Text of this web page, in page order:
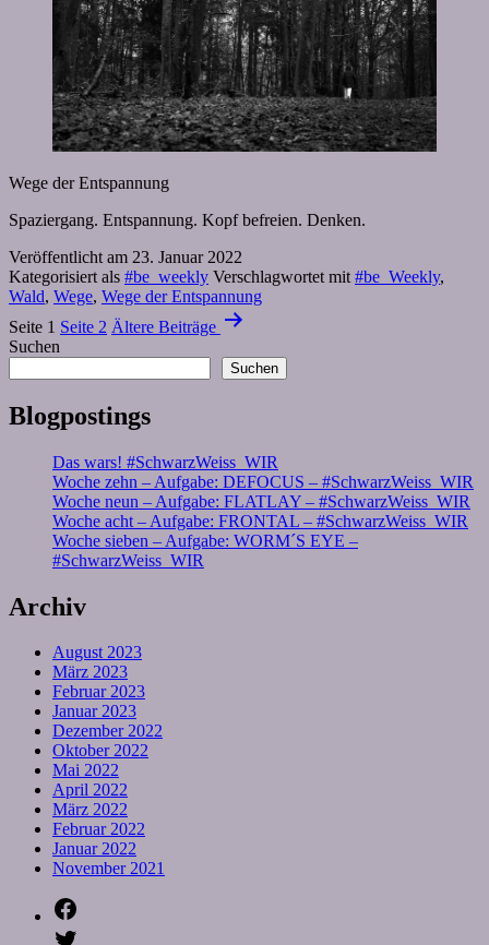
Wege der Entspannung
Spaziergang. Entspannung. Kopf befreien. Denken.
Veröffentlicht am 23. Januar 2022
Kategorisiert als #be_weekly Verschlagwortet mit #be_Weekly,
Wald, Wege, Wege der Entspannung
Seitennummerierung
der
Beiträge
Seite 1 Seite 2 Ältere Beiträge
Suchen
Suchen
Blogpostings
Das wars! #SchwarzWeiss_WIR
Woche zehn – Aufgabe: DEFOCUS – #SchwarzWeiss_WIR
Woche neun – Aufgabe: FLATLAY – #SchwarzWeiss_WIR
Woche acht – Aufgabe: FRONTAL – #SchwarzWeiss_WIR
Woche sieben – Aufgabe: WORM´S EYE –
#SchwarzWeiss_WIR
Archiv
August 2023
März 2023
Februar 2023
Januar 2023
Dezember 2022
Oktober 2022
Mai 2022
April 2022
März 2022
Februar 2022
Januar 2022
November 2021